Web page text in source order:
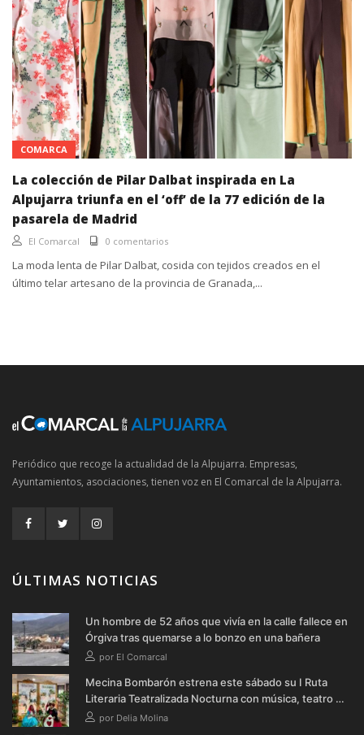
COMARCA
La colección de Pilar Dalbat inspirada en La
Alpujarra triunfa en el ‘off’ de la 77 edición de la
pasarela de Madrid
El Comarcal 0 comentarios
La moda lenta de Pilar Dalbat, cosida con tejidos creados en el
último telar artesano de la provincia de Granada,...
Periódico que recoge la actualidad de la Alpujarra. Empresas,
Ayuntamientos, asociaciones, tienen voz en El Comarcal de la Alpujarra.
ÚLTIMAS NOTICIAS
Un hombre de 52 años que vivía en la calle fallece en
Órgiva tras quemarse a lo bonzo en una bañera
por El Comarcal
Mecina Bombarón estrena este sábado su I Ruta
Literaria Teatralizada Nocturna con música, teatro y
verbena
por Delia Molina